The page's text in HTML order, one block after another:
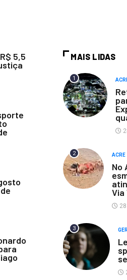
5,5 MAIS LIDAS
1
2 ACRE
No
Via
3